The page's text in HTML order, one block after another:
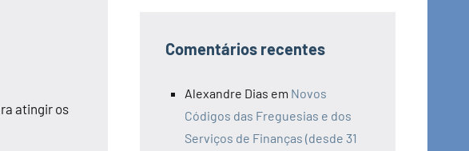
atingir os
Comentários recentes
Alexandre Dias em Novos
Códigos das Freguesias e dos
Serviços de Finanças (desde 31